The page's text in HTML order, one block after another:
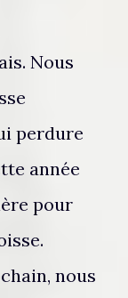
Nous
perdure
année
pour
nous